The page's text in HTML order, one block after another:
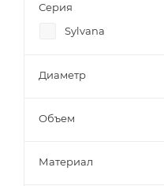
Серия
Sylvana
Диаметр
Объем
Материал